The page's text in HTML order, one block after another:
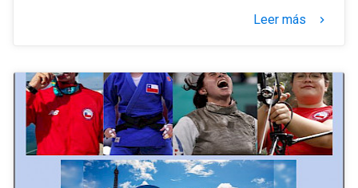
Leer más keyboard_arrow_right